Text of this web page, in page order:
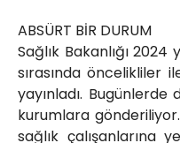
ABSÜRT BİR DURUM
Sağlık Bakanlığı 2024
sırasında öncelikliler
yayınladı.
kurumlara
sağlık çalışanlarına